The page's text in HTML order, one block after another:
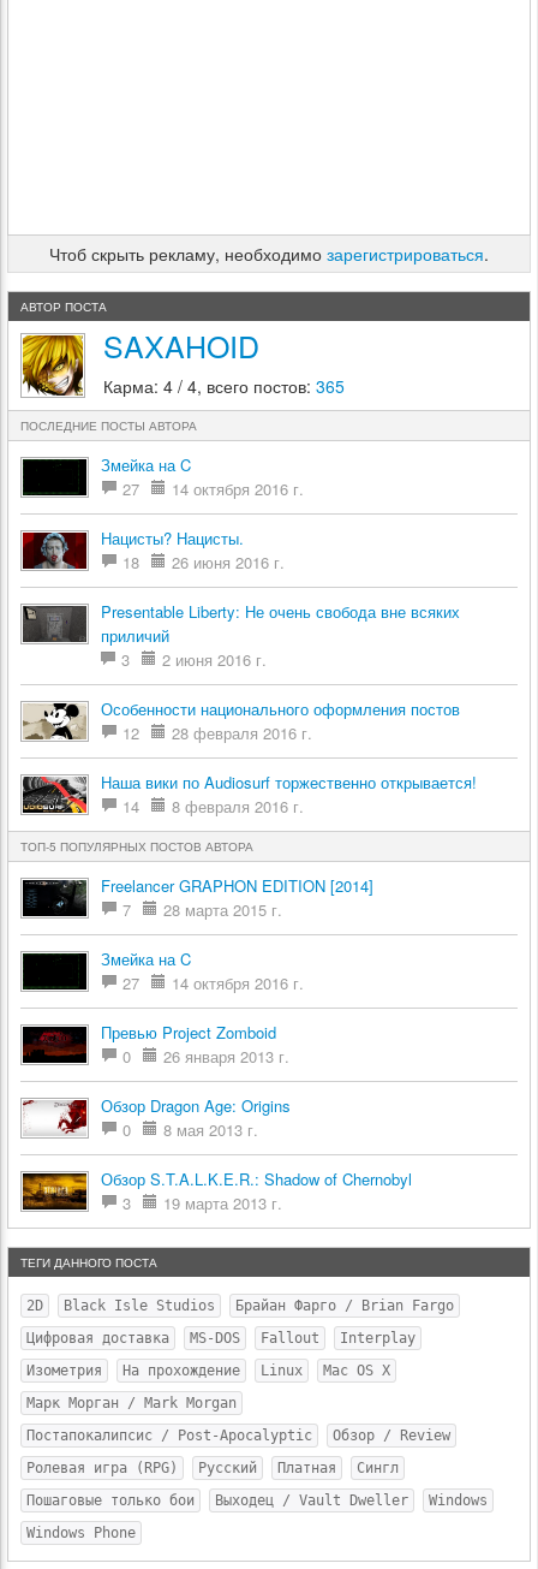
Чтоб скрыть рекламу, необходимо зарегистрироваться.
АВТОР ПОСТА
SAXAHOID
Карма: 4 / 4, всего постов: 365
ПОСЛЕДНИЕ ПОСТЫ АВТОРА
Змейка на C
27
14 октября 2016 г.
Нацисты? Нацисты.
18
26 июня 2016 г.
Presentable Liberty: Не очень свобода вне всяких
приличий
3
2 июня 2016 г.
Особенности национального оформления постов
12
28 февраля 2016 г.
Наша вики по Audiosurf торжественно открывается!
14
8 февраля 2016 г.
ТОП-5 ПОПУЛЯРНЫХ ПОСТОВ АВТОРА
Freelancer GRAPHON EDITION [2014]
7
28 марта 2015 г.
Змейка на C
27
14 октября 2016 г.
Превью Project Zomboid
0
26 января 2013 г.
Обзор Dragon Age: Origins
0
8 мая 2013 г.
Обзор S.T.A.L.K.E.R.: Shadow of Chernobyl
3
19 марта 2013 г.
ТЕГИ ДАННОГО ПОСТА
2D Black Isle Studios
Брайан Фарго / Brian Fargo
Цифровая доставка
MS-DOS Fallout
Interplay
Изометрия
На прохождение Linux
Mac OS X
Марк Морган / Mark Morgan
Постапокалипсис / Post-Apocalyptic
Обзор / Review
Ролевая игра (RPG)
Русский Платная
Сингл
Пошаговые только бои
Выходец / Vault Dweller
Windows
Windows Phone